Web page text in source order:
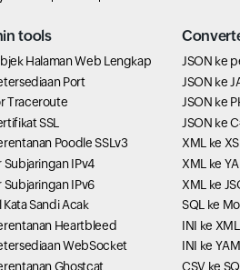
tools
Halaman Web Lengkap
Port
Traceroute
SSL
Poodle SSLv3
Subjaringan IPv4
Subjaringan IPv6
Kata Sandi Acak
Heartbleed
WebSocket
Ghostcat
JSON ke
JSON ke
JSON ke
JSON ke
XML ke
XML ke
XML ke
SQL ke
INI ke XML
INI ke
CSV ke